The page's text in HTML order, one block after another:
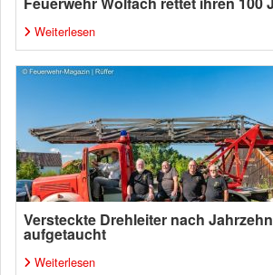
Weiterlesen
Versteckte Drehleiter nach
aufgetaucht
Weiterlesen